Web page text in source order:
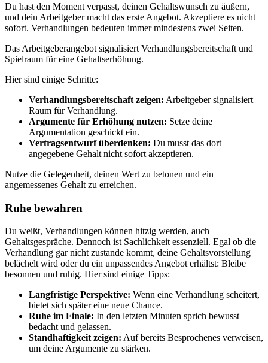
Du hast den Moment verpasst, deinen Gehaltswunsch zu äußern,
und dein Arbeitgeber macht das erste Angebot. Akzeptiere es nicht
sofort. Verhandlungen bedeuten immer mindestens zwei Seiten.
Das Arbeitgeberangebot signalisiert Verhandlungsbereitschaft und
Spielraum für eine Gehaltserhöhung.
Hier sind einige Schritte:
Verhandlungsbereitschaft zeigen: Arbeitgeber signalisiert
Raum für Verhandlung.
Argumente für Erhöhung nutzen: Setze deine
Argumentation geschickt ein.
Vertragsentwurf überdenken: Du musst das dort
angegebene Gehalt nicht sofort akzeptieren.
Nutze die Gelegenheit, deinen Wert zu betonen und ein
angemessenes Gehalt zu erreichen.
Ruhe bewahren
Du weißt, Verhandlungen können hitzig werden, auch
Gehaltsgespräche. Dennoch ist Sachlichkeit essenziell. Egal ob die
Verhandlung gar nicht zustande kommt, deine Gehaltsvorstellung
belächelt wird oder du ein unpassendes Angebot erhältst: Bleibe
besonnen und ruhig. Hier sind einige Tipps:
Langfristige Perspektive: Wenn eine Verhandlung scheitert,
bietet sich später eine neue Chance.
Ruhe im Finale: In den letzten Minuten sprich bewusst
bedacht und gelassen.
Standhaftigkeit zeigen: Auf bereits Besprochenes verweisen,
um deine Argumente zu stärken.